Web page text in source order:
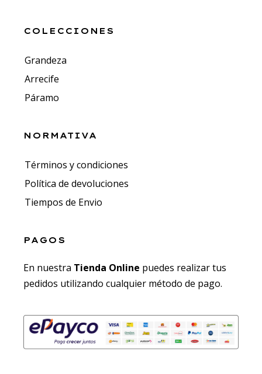
COLECCIONES
Grandeza
Arrecife
Páramo
NORMATIVA
Términos y condiciones
Política de devoluciones
Tiempos de Envio
PAGOS
En nuestra Tienda Online puedes realizar tus
pedidos utilizando cualquier método de pago.